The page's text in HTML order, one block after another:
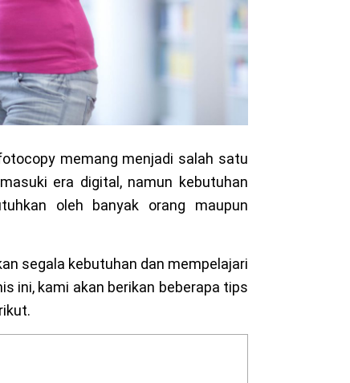
memang menjadi salah satu
era digital, namun kebutuhan
oleh banyak orang maupun
segala kebutuhan dan mempelajari
ini, kami akan berikan beberapa tips